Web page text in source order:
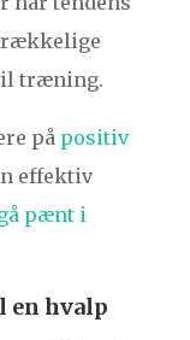
træning.
på positiv
effektiv
pænt i
en hvalp